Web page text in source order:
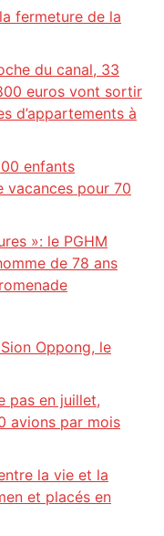
fermeture de la
du canal, 33
euros vont sortir
d’appartements à
enfants
vacances pour 70
»: le PGHM
de 78 ans
Oppong, le
pas en juillet,
avions par mois
la vie et la
et placés en